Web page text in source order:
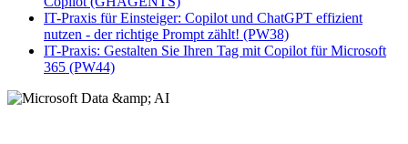
IT-Praxis für Einsteiger: Copilot und ChatGPT effizient
nutzen - der richtige Prompt zählt! (PW38)
IT-Praxis: Gestalten Sie Ihren Tag mit Copilot für Microsoft
365 (PW44)